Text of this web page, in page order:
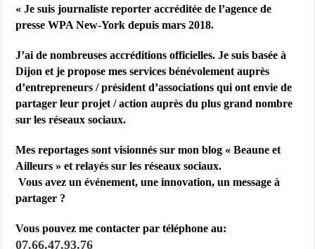
« Je suis journaliste reporter accréditée de l’agence de
presse WPA New-York depuis mars 2018.
J’ai de nombreuses accréditions officielles. Je suis basée à
Dijon et je propose mes services bénévolement auprès
d’entrepreneurs / président d’associations qui ont envie de
partager leur projet / action auprès du plus grand nombre
sur les réseaux sociaux.
Mes reportages sont visionnés sur mon blog « Beaune et
Ailleurs » et relayés sur les réseaux sociaux.
Vous avez un événement, une innovation, un message à
partager ?
Vous pouvez me contacter par téléphone au:
07.66.47.93.76